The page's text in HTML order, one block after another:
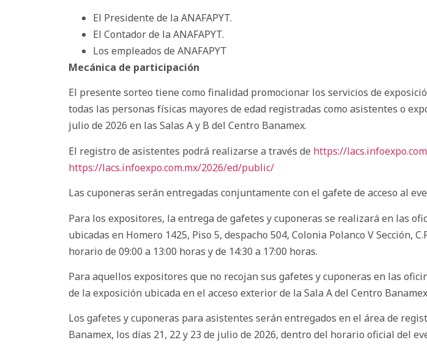
El Presidente de la ANAFAPYT.
El Contador de la ANAFAPYT.
Los empleados de ANAFAPYT
Mecánica de participación
El presente sorteo tiene como finalidad promocionar los servicios de
todas las personas físicas mayores de edad registradas como asistentes o
julio de 2026 en las Salas A y B del Centro Banamex.
El registro de asistentes podrá realizarse a través de https://
https://lacs.infoexpo.com.mx/2026/ed/public/
Las cuponeras serán entregadas conjuntamente con el gafete de acceso al
Para los expositores, la entrega de gafetes y cuponeras se realizará en las
ubicadas en Homero 1425, Piso 5, despacho 504, Colonia Polanco V Sección,
horario de 09:00 a 13:00 horas y de 14:30 a 17:00 horas.
Para aquellos expositores que no recojan sus gafetes y cuponeras en las
de la exposición ubicada en el acceso exterior de la Sala A del Centro
Los gafetes y cuponeras para asistentes serán entregados en el área de
Banamex, los días 21, 22 y 23 de julio de 2026, dentro del horario oficial del